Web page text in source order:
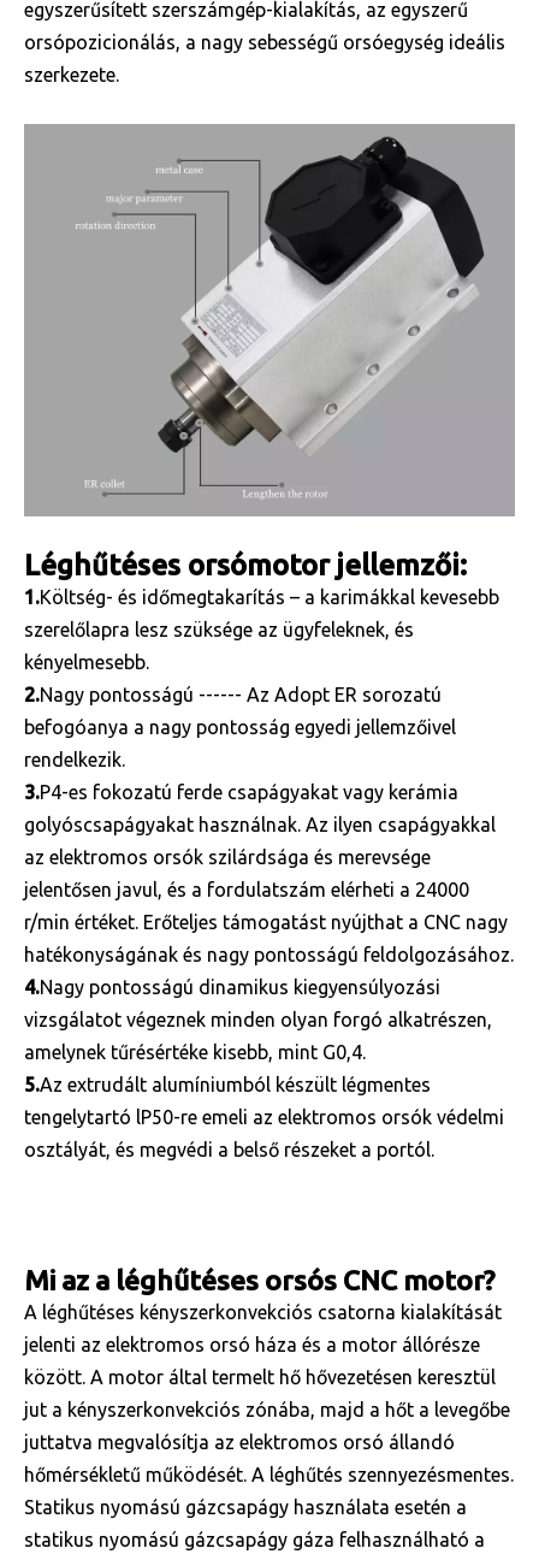
egyszerűsített szerszámgép-kialakítás, az egyszerű
orsópozicionálás, a nagy sebességű orsóegység ideális
szerkezete.
Léghűtéses orsómotor jellemzői:
1.Költség- és időmegtakarítás – a karimákkal kevesebb
szerelőlapra lesz szüksége az ügyfeleknek, és
kényelmesebb.
2.Nagy pontosságú ------ Az Adopt ER sorozatú
befogóanya a nagy pontosság egyedi jellemzőivel
rendelkezik.
3.P4-es fokozatú ferde csapágyakat vagy kerámia
golyóscsapágyakat használnak. Az ilyen csapágyakkal
az elektromos orsók szilárdsága és merevsége
jelentősen javul, és a fordulatszám elérheti a 24000
r/min értéket. Erőteljes támogatást nyújthat a CNC nagy
hatékonyságának és nagy pontosságú feldolgozásához.
4.Nagy pontosságú dinamikus kiegyensúlyozási
vizsgálatot végeznek minden olyan forgó alkatrészen,
amelynek tűrésértéke kisebb, mint G0,4.
5.Az extrudált alumíniumból készült légmentes
tengelytartó lP50-re emeli az elektromos orsók védelmi
osztályát, és megvédi a belső részeket a portól.
Mi az a léghűtéses orsós CNC motor?
A léghűtéses kényszerkonvekciós csatorna kialakítását
jelenti az elektromos orsó háza és a motor állórésze
között. A motor által termelt hő hővezetésen keresztül
jut a kényszerkonvekciós zónába, majd a hőt a levegőbe
juttatva megvalósítja az elektromos orsó állandó
hőmérsékletű működését. A léghűtés szennyezésmentes.
Statikus nyomású gázcsapágy használata esetén a
statikus nyomású gázcsapágy gáza felhasználható a